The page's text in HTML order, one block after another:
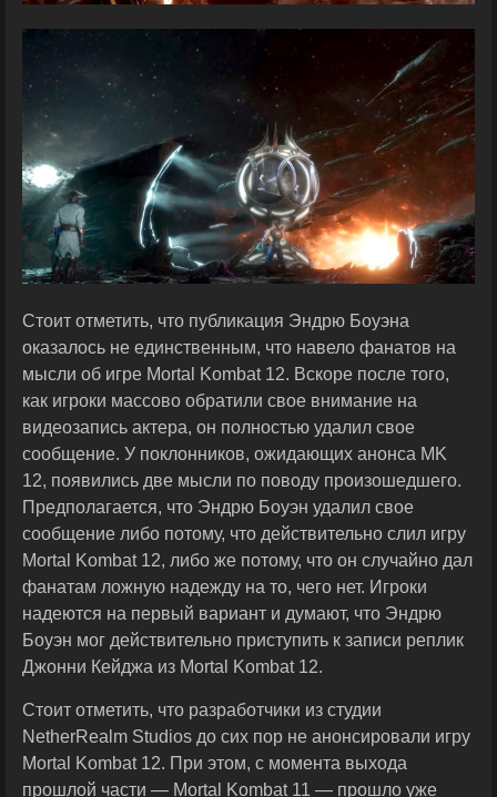
Стоит отметить, что публикация Эндрю Боуэна
оказалось не единственным, что навело фанатов на
мысли об игре Mortal Kombat 12. Вскоре после того,
как игроки массово обратили свое внимание на
видеозапись актера, он полностью удалил свое
сообщение. У поклонников, ожидающих анонса MK
12, появились две мысли по поводу произошедшего.
Предполагается, что Эндрю Боуэн удалил свое
сообщение либо потому, что действительно слил игру
Mortal Kombat 12, либо же потому, что он случайно дал
фанатам ложную надежду на то, чего нет. Игроки
надеются на первый вариант и думают, что Эндрю
Боуэн мог действительно приступить к записи реплик
Джонни Кейджа из Mortal Kombat 12.
Стоит отметить, что разработчики из студии
NetherRealm Studios до сих пор не анонсировали игру
Mortal Kombat 12. При этом, с момента выхода
прошлой части — Mortal Kombat 11 — прошло уже